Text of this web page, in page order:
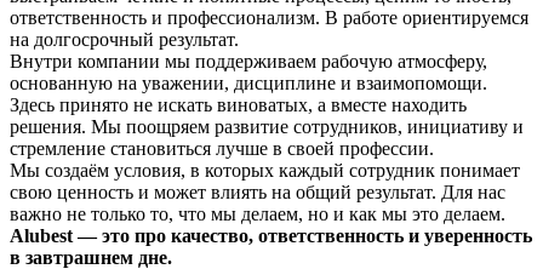
ответственность и профессионализм. В работе ориентируемся
на долгосрочный результат.
Внутри компании мы поддерживаем рабочую атмосферу,
основанную на уважении, дисциплине и взаимопомощи.
Здесь принято не искать виноватых, а вместе находить
решения. Мы поощряем развитие сотрудников, инициативу и
стремление становиться лучше в своей профессии.
Мы создаём условия, в которых каждый сотрудник понимает
свою ценность и может влиять на общий результат. Для нас
важно не только то, что мы делаем, но и как мы это делаем.
Alubest — это про качество, ответственность и уверенность
в завтрашнем дне.